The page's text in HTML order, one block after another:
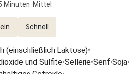
Minuten Mittel
Schnell
(einschließlich Laktose)•
und Sulfite•Sellerie•Senf•Soja•